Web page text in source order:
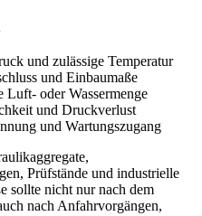
und zulässige Temperatur
und Einbaumaße
oder Wassermenge
und Druckverlust
und Wartungszugang
Prüfstände und industrielle
sollte nicht nur nach dem
nach Anfahrvorgängen,